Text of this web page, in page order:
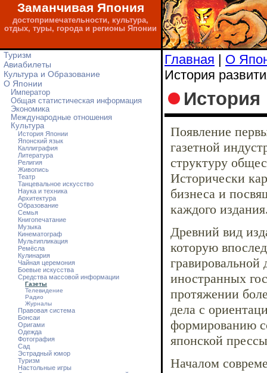
Заманчивая Япония
достопримечательности, культура,
отдых, туры, города и регионы Японии
Туризм
Авиабилеты
Культура и Образование
О Японии
Император
Общая статистическая информация
Экономика
Международные отношения
Культура
История Японии
Японский язык
Каллиграфия
Литература
Религия
Живопись
Театр
Танцевальное искусство
Наука и техника
Архитектура
Образование
Семья
Книгопечатание
Музыка
Кинематограф
Мультипликация
Ремёсла
Кулинария
Чайная церемония
Боевые искусства
Средства массовой информации
Газеты
Телевидение
Радио
Журналы
Правовая система
Бонсаи
Оригами
Одежда
Фотография
Сад
Эстрадный юмор
Туризм
Настольные игры
Главная | О
История
История
Появление
газетной
структуру
Исторически
бизнеса и
каждого
Древний вид
которую
иностранных
протяжении
дела с
формированию
японской
Началом